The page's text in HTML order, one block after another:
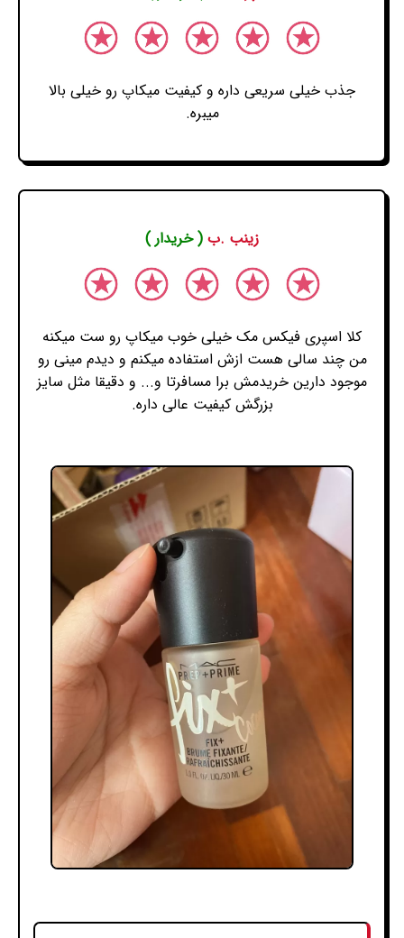
جذب خیلی سریعی داره و کیفیت میکاپ رو خیلی بالا
میبره.
زینب .ب ( خریدار )
کلا اسپری فیکس مک خیلی خوب میکاپ رو ست میکنه
من چند سالی هست ازش استفاده میکنم و دیدم مینی رو
موجود دارین خریدمش برا مسافرتا و... و دقیقا مثل سایز
بزرگش کیفیت عالی داره.